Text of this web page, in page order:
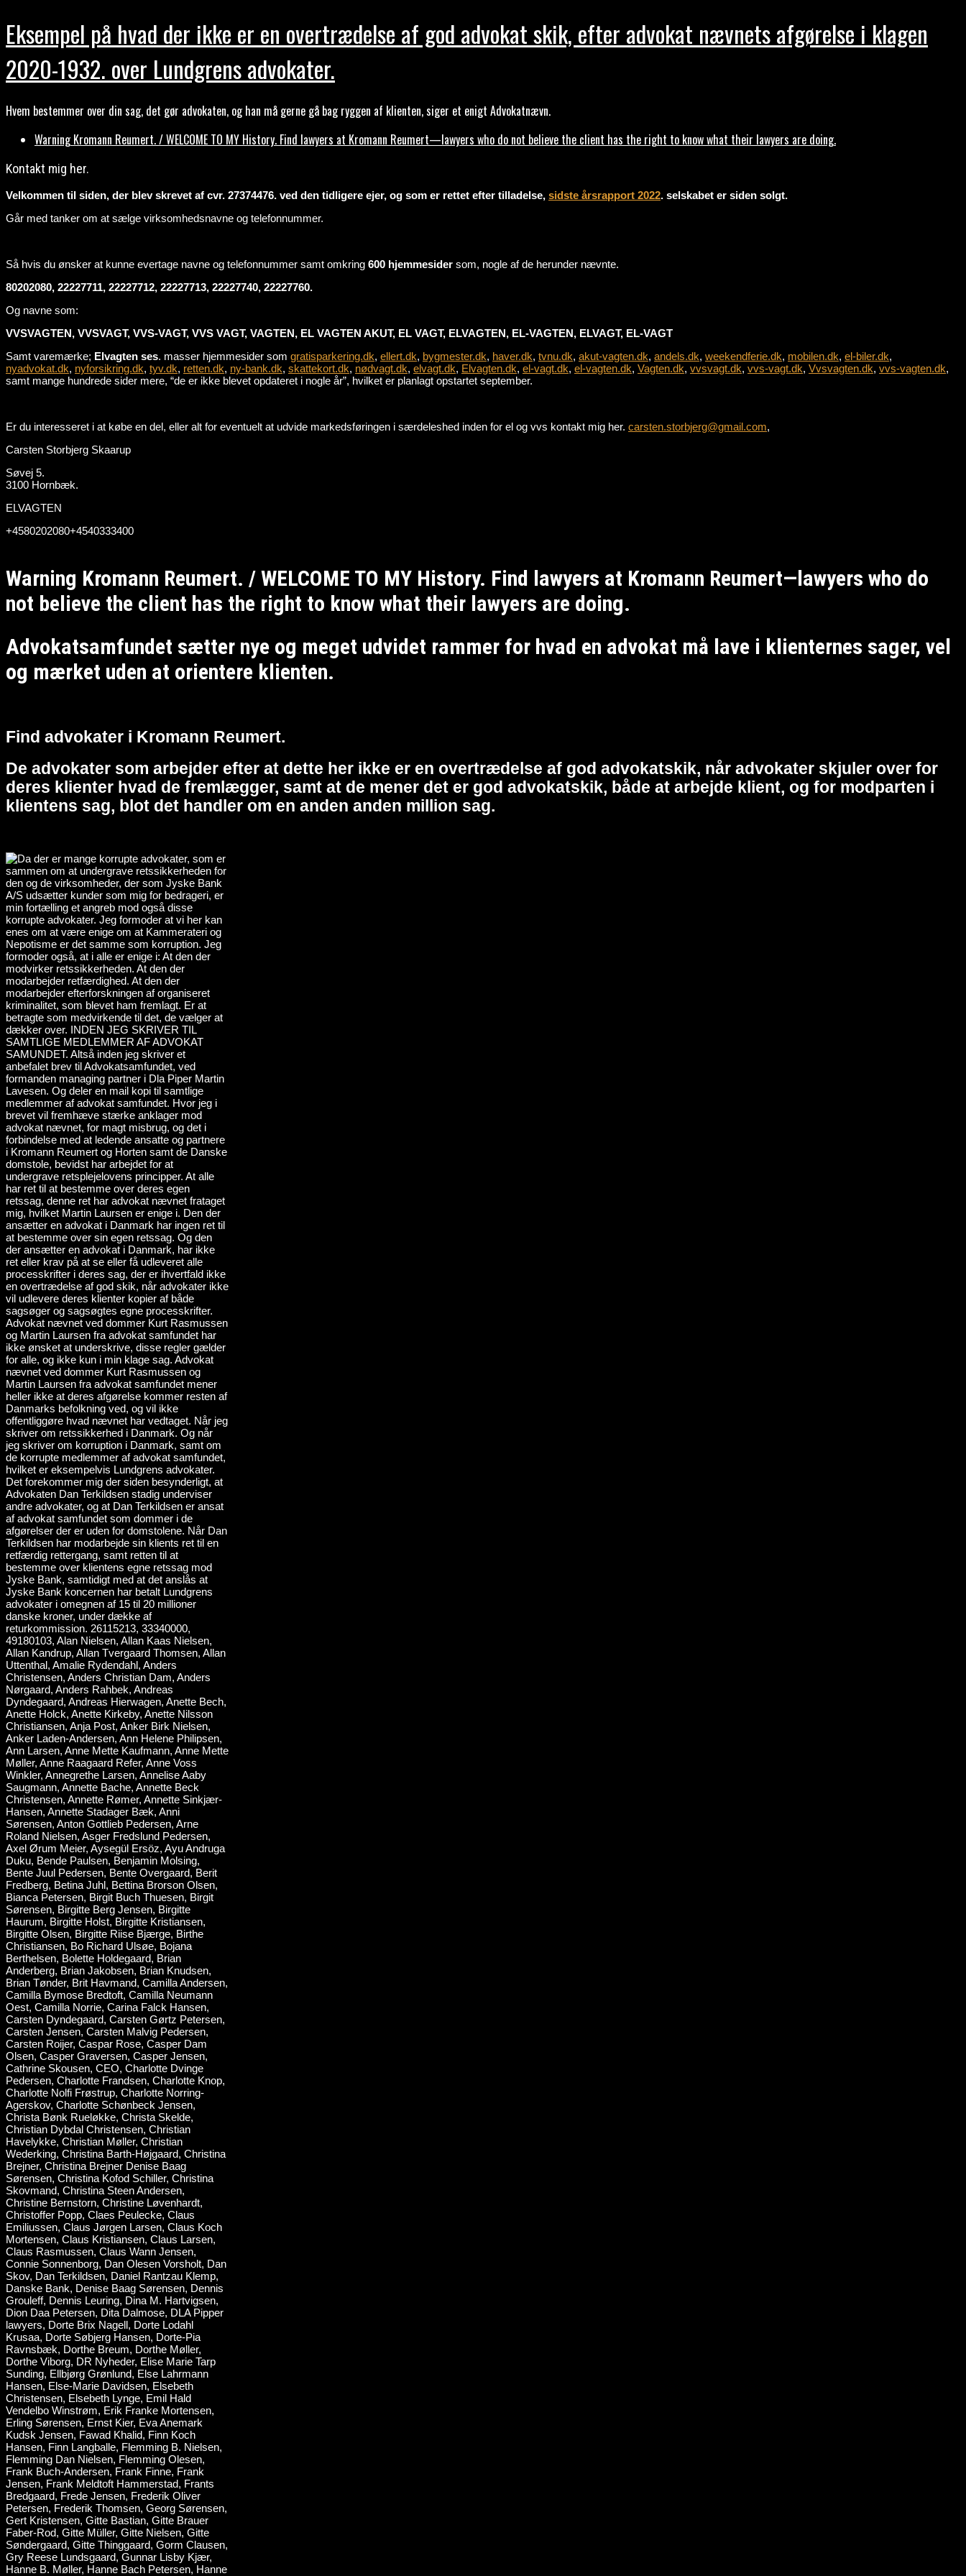
Eksempel på hvad der ikke er en overtrædelse af god advokat skik, efter advokat nævnets afgørelse i klagen
2020-1932. over Lundgrens advokater.
Hvem bestemmer over din sag, det gør advokaten, og han må gerne gå bag ryggen af klienten, siger et enigt Advokatnævn.
Warning Kromann Reumert. / WELCOME TO MY History. Find lawyers at Kromann Reumert—lawyers who do not believe the client has the right to know what their lawyers are doing.
Kontakt mig her.
Velkommen til siden, der blev skrevet af cvr. 27374476. ved den tidligere ejer, og som er rettet efter tilladelse, sidste årsrapport 2022. selskabet er siden solgt.
Går med tanker om at sælge virksomhedsnavne og telefonnummer.
Så hvis du ønsker at kunne evertage navne og telefonnummer samt omkring 600 hjemmesider som, nogle af de herunder nævnte.
80202080, 22227711, 22227712, 22227713, 22227740, 22227760.
Og navne som:
VVSVAGTEN, VVSVAGT, VVS-VAGT, VVS VAGT, VAGTEN, EL VAGTEN AKUT, EL VAGT, ELVAGTEN, EL-VAGTEN, ELVAGT, EL-VAGT
Samt varemærke; Elvagten ses. masser hjemmesider som gratisparkering.dk, ellert.dk, bygmester.dk, haver.dk, tvnu.dk, akut-vagten.dk, andels.dk, weekendferie.dk, mobilen.dk, el-biler.dk,
nyadvokat.dk, nyforsikring.dk, tyv.dk, retten.dk, ny-bank.dk, skattekort.dk, nødvagt.dk, elvagt.dk, Elvagten.dk, el-vagt.dk, el-vagten.dk, Vagten.dk, vvsvagt.dk, vvs-vagt.dk, Vvsvagten.dk, vvs-vagten.dk,
samt mange hundrede sider mere, “de er ikke blevet opdateret i nogle år”, hvilket er planlagt opstartet september.
Er du interesseret i at købe en del, eller alt for eventuelt at udvide markedsføringen i særdeleshed inden for el og vvs kontakt mig her. carsten.storbjerg@gmail.com,
Carsten Storbjerg Skaarup
Søvej 5.
3100 Hornbæk.
ELVAGTEN
+4580202080+4540333400
Warning Kromann Reumert. / WELCOME TO MY History. Find lawyers at Kromann Reumert—lawyers who do
not believe the client has the right to know what their lawyers are doing.
Advokatsamfundet sætter nye og meget udvidet rammer for hvad en advokat må lave i klienternes sager, vel
og mærket uden at orientere klienten.
Find advokater i Kromann Reumert.
De advokater som arbejder efter at dette her ikke er en overtrædelse af god advokatskik, når advokater skjuler over for
deres klienter hvad de fremlægger, samt at de mener det er god advokatskik, både at arbejde klient, og for modparten i
klientens sag, blot det handler om en anden anden million sag.